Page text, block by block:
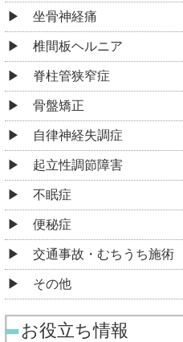
坐骨神経痛
椎間板ヘルニア
脊柱管狭窄症
骨盤矯正
自律神経失調症
起立性調節障害
不眠症
便秘症
交通事故・むちうち施術
その他
お役立ち情報